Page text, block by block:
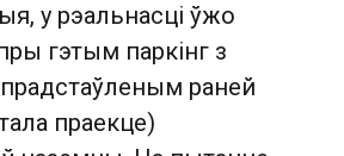
у рэальнасці ўжо
гэтым паркінг з
раней
праекце)